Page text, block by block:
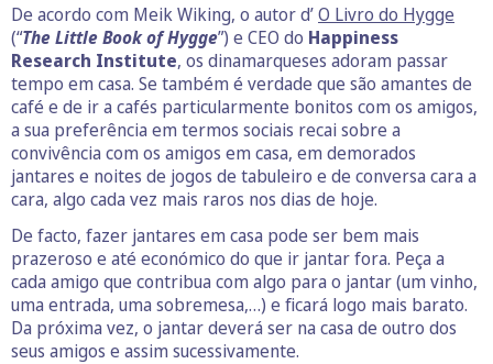
De acordo com Meik Wiking, o autor d’O Livro do Hygge
(“The Little Book of Hygge”) e CEO do Happiness
Research Institute, os dinamarqueses adoram passar
tempo em casa. Se também é verdade que são amantes de
café e de ir a cafés particularmente bonitos com os amigos,
a sua preferência em termos sociais recai sobre a
convivência com os amigos em casa, em demorados
jantares e noites de jogos de tabuleiro e de conversa cara a
cara, algo cada vez mais raros nos dias de hoje.
De facto, fazer jantares em casa pode ser bem mais
prazeroso e até económico do que ir jantar fora. Peça a
cada amigo que contribua com algo para o jantar (um vinho,
uma entrada, uma sobremesa,…) e ficará logo mais barato.
Da próxima vez, o jantar deverá ser na casa de outro dos
seus amigos e assim sucessivamente.